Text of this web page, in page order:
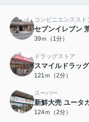
コンビニエンススト
セブンイレブン
39ｍ（1分）
ドラッグストア
スマイルドラッ
121ｍ（2分）
スーパー
新鮮大売 ユータ
124ｍ（2分）